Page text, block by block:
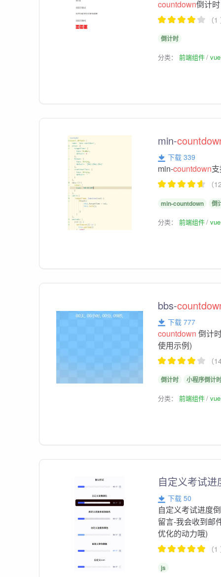
countdown倒计时
（
倒计时
分类：前端组件
min-
下载 339
min-countdown
（
min-countdown 倒
分类：前端组件
bbs-
下载 777
countdown 倒计
使用示例)
（
倒计时 小程序倒计
分类：前端组件
自定义考试
下载 50
自定义考试进度
留言-我会收到邮
优化的动力哦)
（
js